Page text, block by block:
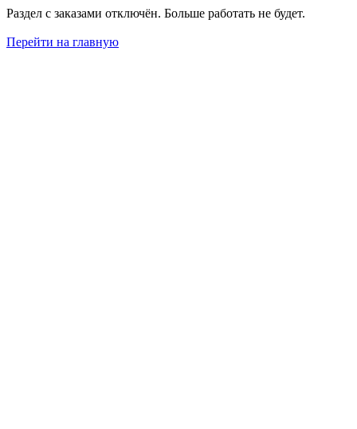
Раздел с заказами отключён. Больше работать не будет.
Перейти на главную